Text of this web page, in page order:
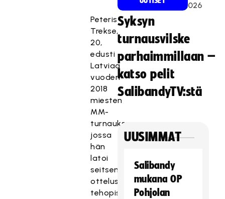
Peteris
Trekse,
20,
edusti
Latviaa
vuoden
2018
miesten
MM-
turnauksessa,
jossa
hän
latoi
seitsemässä
ottelussa
tehopisteet
026
Syksyn
turnausvilske
parhaimmillaan –
katso pelit
SalibandyTV:stä
UUSIMMAT
Salibandy
mukana OP
Pohjolan